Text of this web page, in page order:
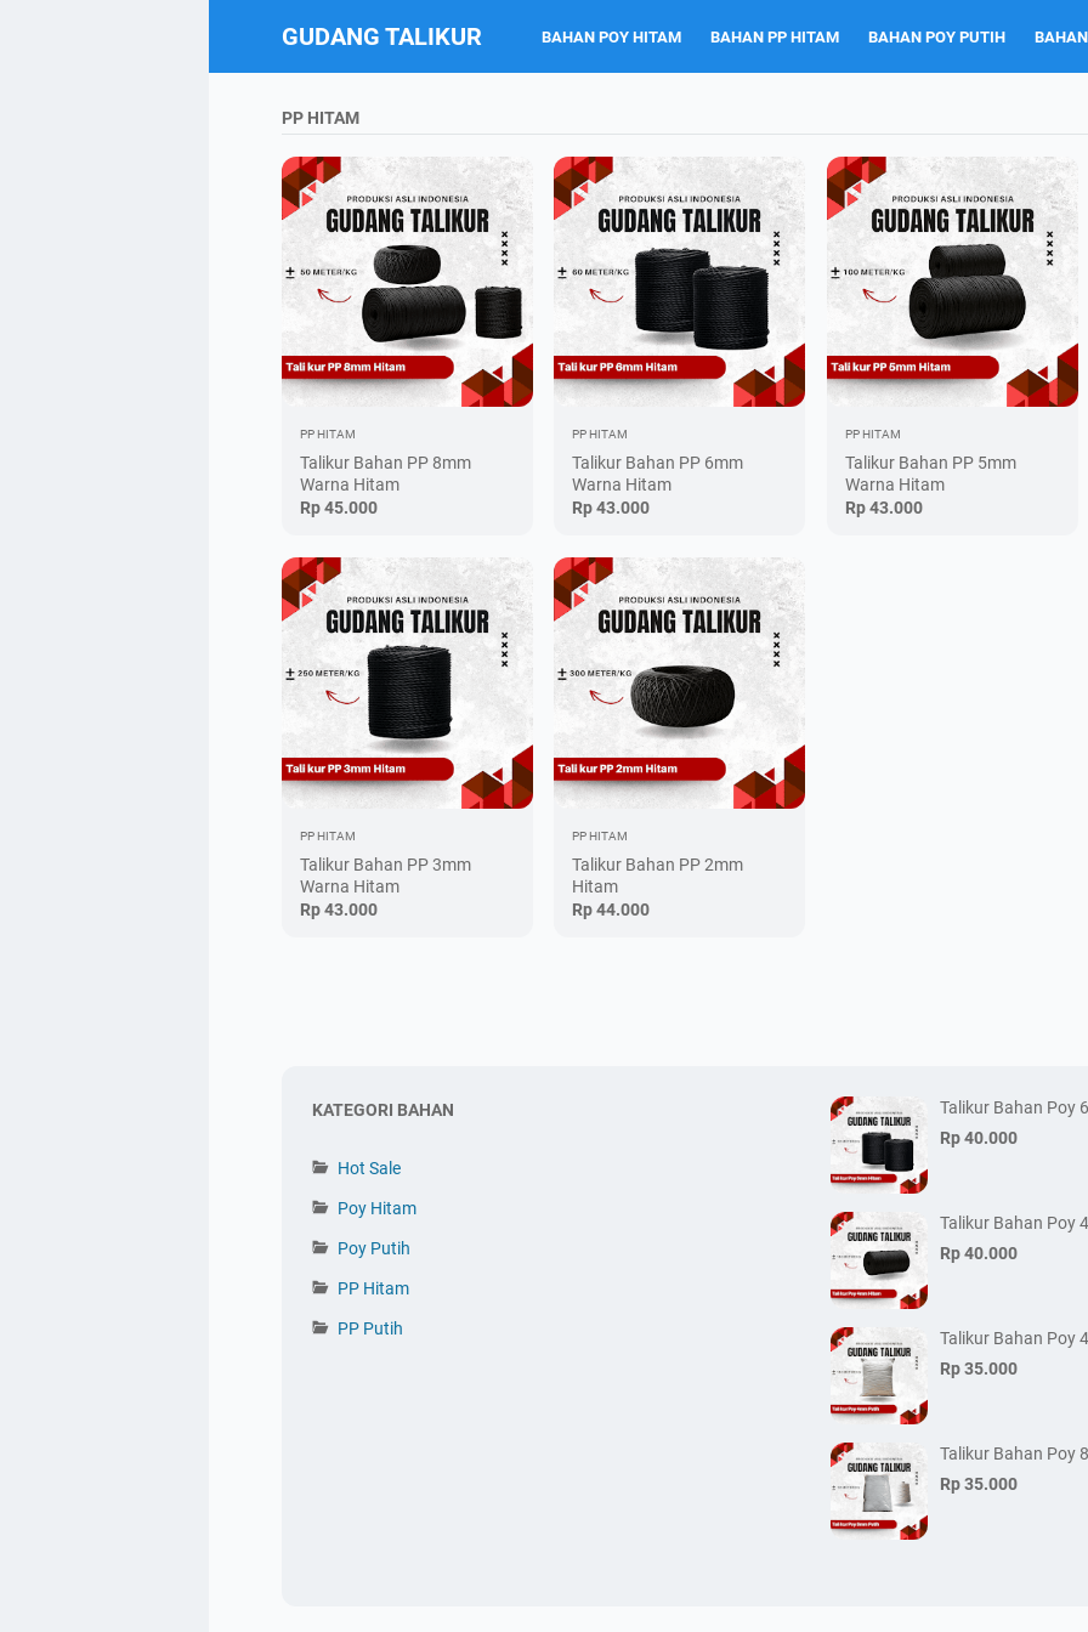
GUDANG TALIKUR BAHAN POY HITAM BAHAN PP HITAM BAHAN POY PUTIH
PP HITAM
PP HITAM
Talikur Bahan PP 8mm
Warna Hitam
Rp 45.000
PP HITAM
Talikur Bahan PP 6mm
Warna Hitam
Rp 43.000
PP HITAM
Talikur Bahan PP 5mm
Warna Hitam
Rp 43.000
PP HITAM
Talikur Bahan PP 3mm
Warna Hitam
Rp 43.000
PP HITAM
Talikur Bahan PP 2mm
Hitam
Rp 44.000
KATEGORI BAHAN
Hot Sale
Poy Hitam
Poy Putih
PP Hitam
PP Putih
Talikur Bahan Poy
Rp 40.000
Talikur Bahan Poy
Rp 40.000
Talikur Bahan Poy
Rp 35.000
Talikur Bahan Poy
Rp 35.000